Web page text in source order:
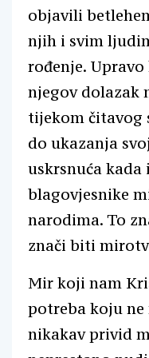
objavili
njih i svim
rođenje.
njegov dolazak
tijekom čitavog
do ukazanja
uskrsnuća kada
blagovjesnike
narodima. To
znači biti
Mir koji nam
potreba koju
nikakav privid